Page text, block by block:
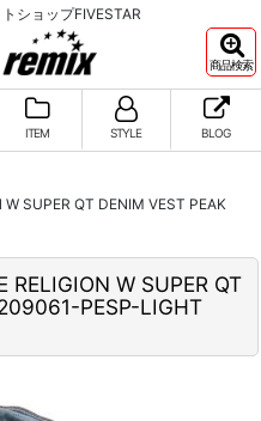
ショップFIVESTAR
商品検索
ITEM STYLE BLOG
W SUPER QT DENIM VEST PEAK
RELIGION W SUPER QT
PESP-LIGHT